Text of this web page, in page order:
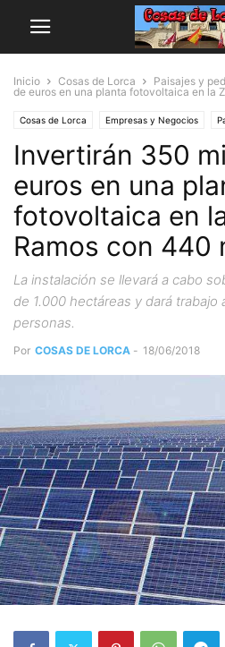
Inicio Cosas de Lorca Paisajes y
de euros en una planta fotovoltaica en la
Cosas de Lorca Empresas y Negocios
Invertirán 350
euros en una
fotovoltaica en
Ramos con 440
La instalación se llevará a cabo
de 1.000 hectáreas y dará trabajo
personas.
Por COSAS DE LORCA - 18/06/2018